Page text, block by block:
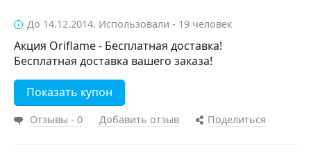
До 14.12.2014. Использовали - 19 человек
Акция Oriflame - Бесплатная доставка!
Бесплатная доставка вашего заказа!
Показать купон
Отзывы - 0 Добавить отзыв Поделиться